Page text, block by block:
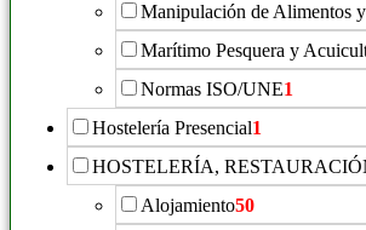
Manipulación de Alimentos
Marítimo Pesquera y
Normas ISO/UNE1
Hostelería Presencial1
HOSTELERÍA,
Alojamiento50